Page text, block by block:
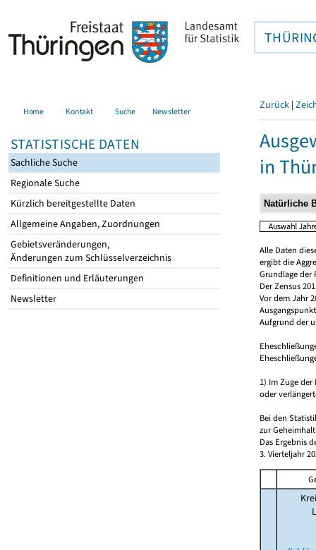
Home Kontakt Suche Newsletter
STATISTISCHE DATEN
Sachliche Suche
Regionale Suche
Kürzlich bereitgestellte Daten
Allgemeine Angaben, Zuordnungen
Gebietsveränderungen,
Änderungen zum Schlüsselverzeichnis
Definitionen und Erläuterungen
Newsletter
Zurück |
in
Alle Daten
ergibt die
Grundlage der
Der Zensus
Vor dem Jahr
Aufgrund der
1) Im Zuge
oder
Bei den
zur
Das Ergebnis
3. Vierteljahr